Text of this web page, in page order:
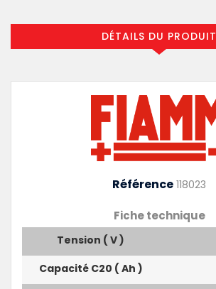
DÉTAILS DU PRODUIT
Référence 118023
Fiche technique
Tension ( V )
Capacité C20 ( Ah )